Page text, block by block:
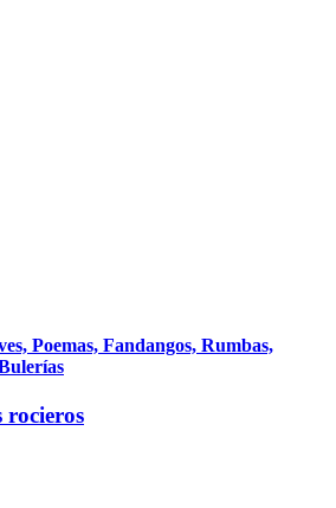
Poemas, Fandangos, Rumbas,
rocieros